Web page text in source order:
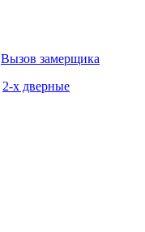
Вызов замерщика
2-х дверные